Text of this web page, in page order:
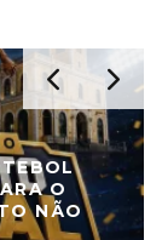
O
NÃO